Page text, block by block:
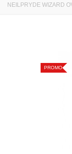
NEILPRYDE WIZARD
PROMO